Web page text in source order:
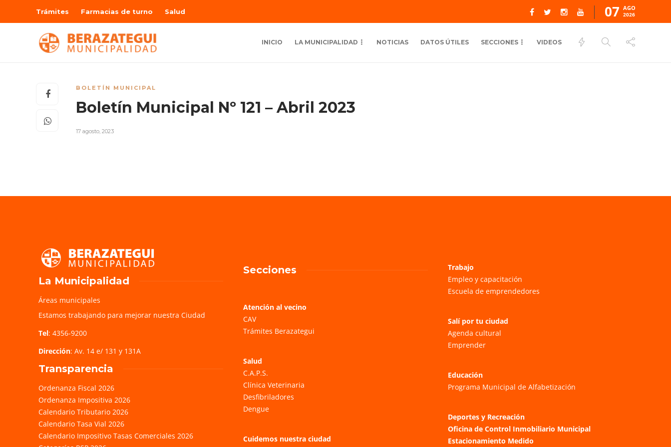
Trámites Farmacias de turno Salud 07 AGO
2026
INICIO LA MUNICIPALIDAD NOTICIAS DATOS ÚTILES SECCIONES VIDEOS
BOLETÍN MUNICIPAL
Boletín Municipal Nº 121 – Abril 2023
17 agosto, 2023
La Municipalidad
Áreas municipales
Estamos trabajando para mejorar nuestra Ciudad
Tel: 4356-9200
Dirección: Av. 14 e/ 131 y 131A
Transparencia
Ordenanza Fiscal 2026
Ordenanza Impositiva 2026
Calendario Tributario 2026
Calendario Tasa Vial 2026
Calendario Impositivo Tasas Comerciales 2026
Secciones
Atención al vecino
CAV
Trámites Berazategui
Salud
C.A.P.S.
Clínica Veterinaria
Desfibriladores
Dengue
Cuidemos nuestra ciudad
Trabajo
Empleo y capacitación
Escuela de emprendedores
Salí por tu ciudad
Agenda cultural
Emprender
Educación
Programa Municipal de Alfabetización
Deportes y Recreación
Oficina de Control Inmobiliario Municipal
Estacionamiento Medido